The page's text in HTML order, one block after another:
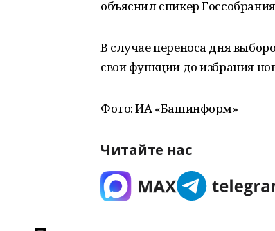
объяснил спикер
В случае переноса дня
свои функции до избрания
Фото: ИА «Башинформ»
Читайте нас